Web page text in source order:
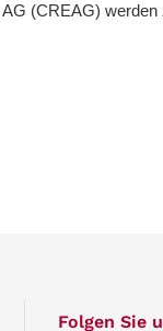
(CREAG) werden
Folgen Sie